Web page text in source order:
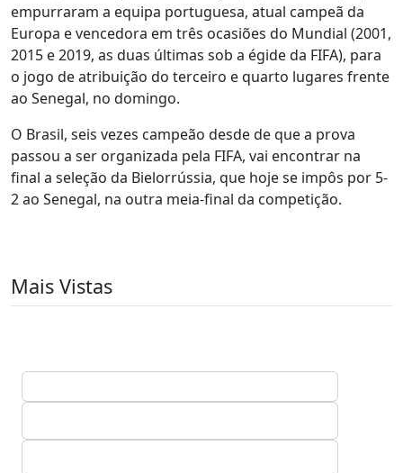
empurraram a equipa portuguesa, atual campeã da
Europa e vencedora em três ocasiões do Mundial (2001,
2015 e 2019, as duas últimas sob a égide da FIFA), para
o jogo de atribuição do terceiro e quarto lugares frente
ao Senegal, no domingo.
O Brasil, seis vezes campeão desde de que a prova
passou a ser organizada pela FIFA, vai encontrar na
final a seleção da Bielorrússia, que hoje se impôs por 5-
2 ao Senegal, na outra meia-final da competição.
Mais Vistas